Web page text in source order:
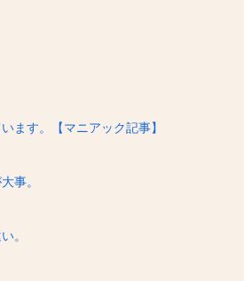
ます。【マニアック記事】
事。
。